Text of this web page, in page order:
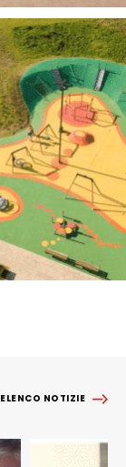
ELENCO NOTIZIE